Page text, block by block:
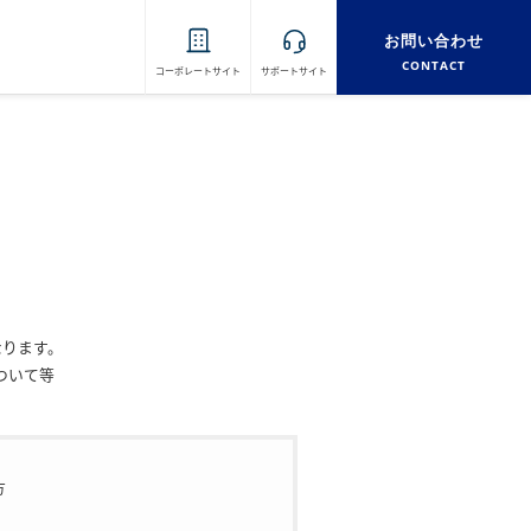
コーポレートサイト サポートサイト
お問い合わせ
CONTACT
ます。
いて等